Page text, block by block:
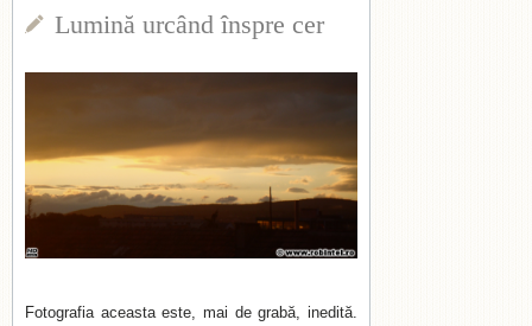
Lumină urcând înspre cer
Fotografia aceasta este, mai de grabă, inedită.